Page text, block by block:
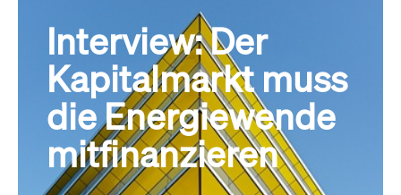
Interview: Der
Kapitalmarkt muss
die Energiewende
mitfinanzieren